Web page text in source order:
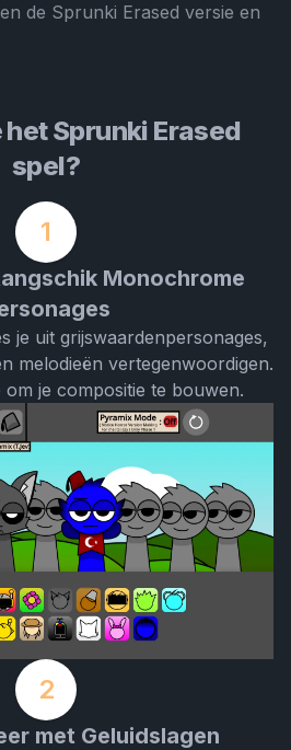
de Sprunki Erased versie en
het Sprunki Erased
spel?
1
Monochrome
je uit grijswaardenpersonages,
melodieën vertegenwoordigen.
je compositie te bouwen.
2
met Geluidslagen